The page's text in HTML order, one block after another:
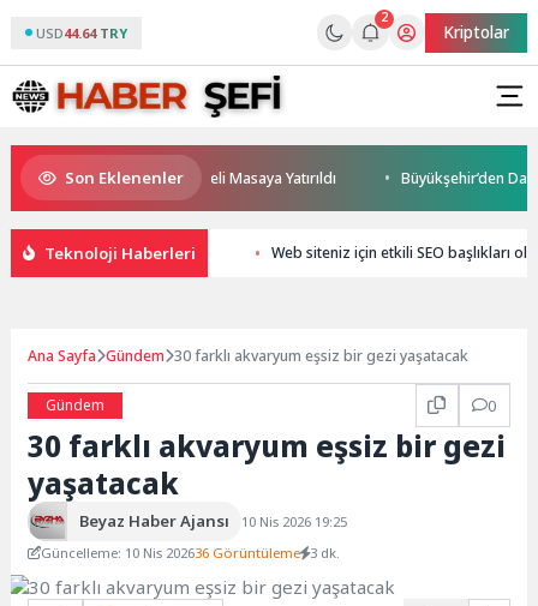
USD44.64 TRY
2
Kriptolar
Son Eklenenler
ve Yatırım Potansiyeli Masaya Yatırıldı Büyükşehir’den
Teknoloji Haberleri Web siteniz için etkili SEO başlıkları
Ana Sayfa Gündem 30 farklı akvaryum eşsiz bir gezi yaşatacak
Gündem 0
30 farklı akvaryum eşsiz bir gezi
yaşatacak
Beyaz Haber Ajansı
10 Nis 2026 19:25
Güncelleme: 10 Nis 202636 Görüntüleme 3 dk.